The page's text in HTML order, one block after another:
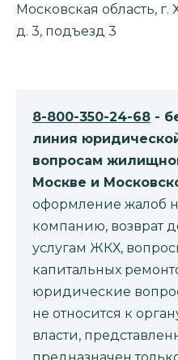
Московская область,
д. 3, подъезд 3
8-800-350-24-68 -
линия
вопросам
Москве и
оформление жалоб
компанию, возврат
услугам ЖКХ,
капитальных
юридические
не относится к
власти,